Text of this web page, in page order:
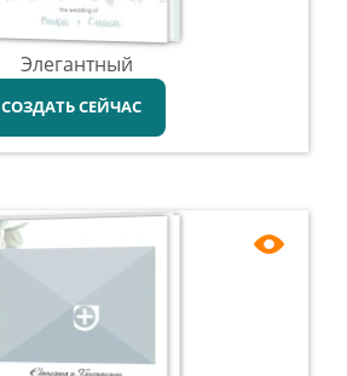
Элегантный
СОЗДАТЬ СЕЙЧАС